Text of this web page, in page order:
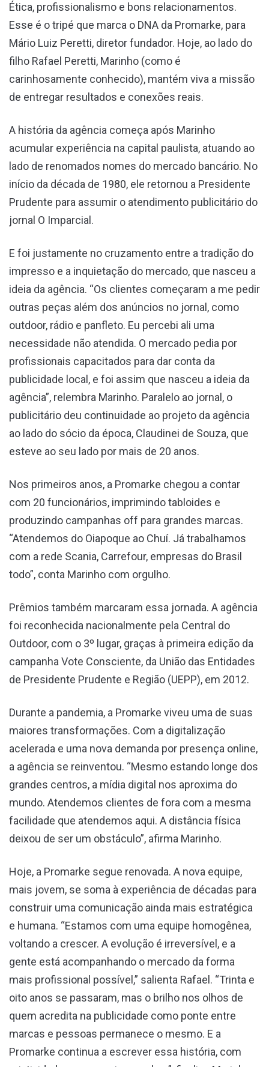
Ética, profissionalismo e bons relacionamentos.
Esse é o tripé que marca o DNA da Promarke, para
Mário Luiz Peretti, diretor fundador. Hoje, ao lado do
filho Rafael Peretti, Marinho (como é
carinhosamente conhecido), mantém viva a missão
de entregar resultados e conexões reais.
A história da agência começa após Marinho
acumular experiência na capital paulista, atuando ao
lado de renomados nomes do mercado bancário. No
início da década de 1980, ele retornou a Presidente
Prudente para assumir o atendimento publicitário do
jornal O Imparcial.
E foi justamente no cruzamento entre a tradição do
impresso e a inquietação do mercado, que nasceu a
ideia da agência. “Os clientes começaram a me pedir
outras peças além dos anúncios no jornal, como
outdoor, rádio e panfleto. Eu percebi ali uma
necessidade não atendida. O mercado pedia por
profissionais capacitados para dar conta da
publicidade local, e foi assim que nasceu a ideia da
agência”, relembra Marinho. Paralelo ao jornal, o
publicitário deu continuidade ao projeto da agência
ao lado do sócio da época, Claudinei de Souza, que
esteve ao seu lado por mais de 20 anos.
Nos primeiros anos, a Promarke chegou a contar
com 20 funcionários, imprimindo tabloides e
produzindo campanhas off para grandes marcas.
“Atendemos do Oiapoque ao Chuí. Já trabalhamos
com a rede Scania, Carrefour, empresas do Brasil
todo”, conta Marinho com orgulho.
Prêmios também marcaram essa jornada. A agência
foi reconhecida nacionalmente pela Central do
Outdoor, com o 3º lugar, graças à primeira edição da
campanha Vote Consciente, da União das Entidades
de Presidente Prudente e Região (UEPP), em 2012.
Durante a pandemia, a Promarke viveu uma de suas
maiores transformações. Com a digitalização
acelerada e uma nova demanda por presença online,
a agência se reinventou. “Mesmo estando longe dos
grandes centros, a mídia digital nos aproxima do
mundo. Atendemos clientes de fora com a mesma
facilidade que atendemos aqui. A distância física
deixou de ser um obstáculo”, afirma Marinho.
Hoje, a Promarke segue renovada. A nova equipe,
mais jovem, se soma à experiência de décadas para
construir uma comunicação ainda mais estratégica
e humana. “Estamos com uma equipe homogênea,
voltando a crescer. A evolução é irreversível, e a
gente está acompanhando o mercado da forma
mais profissional possível,” salienta Rafael. “Trinta e
oito anos se passaram, mas o brilho nos olhos de
quem acredita na publicidade como ponte entre
marcas e pessoas permanece o mesmo. E a
Promarke continua a escrever essa história, com